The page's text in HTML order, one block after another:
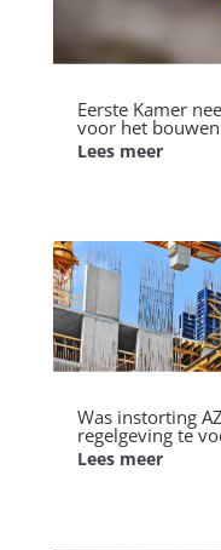
Eerste Kamer
voor het
Lees meer
Was instorting
regelgeving te
Lees meer